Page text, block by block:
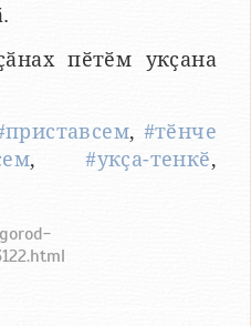
пӗтӗм укҫана
, #тӗнче
,#укҫа-тенкӗ,